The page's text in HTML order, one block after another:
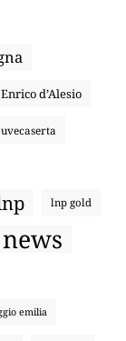
Enrico d’Alesio
lnp gold
news
emilia